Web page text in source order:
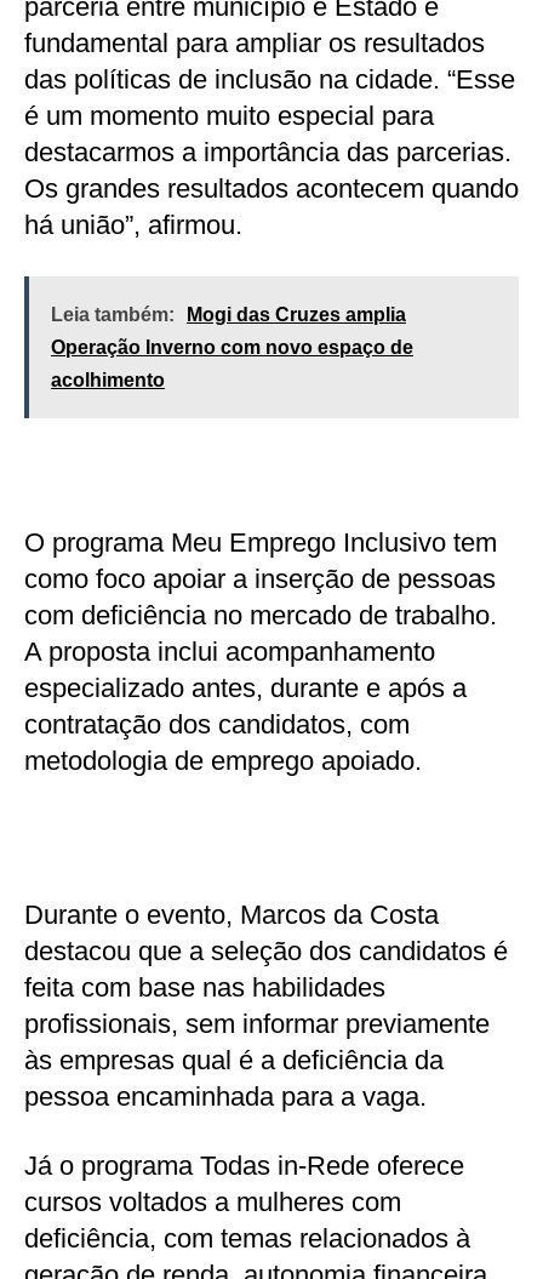
parceria entre município e Estado é
fundamental para ampliar os resultados
das políticas de inclusão na cidade. “Esse
é um momento muito especial para
destacarmos a importância das parcerias.
Os grandes resultados acontecem quando
há união”, afirmou.
Leia também:
Mogi das Cruzes amplia
Operação Inverno com novo espaço de
acolhimento
O programa Meu Emprego Inclusivo tem
como foco apoiar a inserção de pessoas
com deficiência no mercado de trabalho.
A proposta inclui acompanhamento
especializado antes, durante e após a
contratação dos candidatos, com
metodologia de emprego apoiado.
Durante o evento, Marcos da Costa
destacou que a seleção dos candidatos é
feita com base nas habilidades
profissionais, sem informar previamente
às empresas qual é a deficiência da
pessoa encaminhada para a vaga.
Já o programa Todas in-Rede oferece
cursos voltados a mulheres com
deficiência, com temas relacionados à